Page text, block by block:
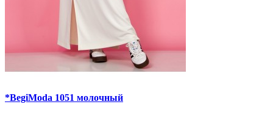
*BegiModa 1051 молочный